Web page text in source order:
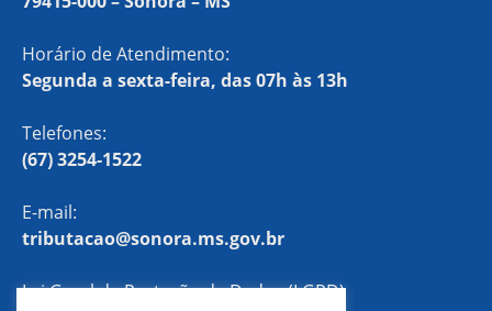
Horário de Atendimento:
Segunda a sexta-feira, das 07h às 13h
Telefones:
(67) 3254-1522
E-mail:
tributacao@sonora.ms.gov.br
Lei Geral de Proteção de Dados (LGPD)